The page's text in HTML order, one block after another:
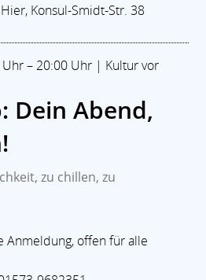
Konsul-Smidt-Str. 38
– 20:00 Uhr | Kultur vor
Dein Abend,
zu chillen, zu
Anmeldung, offen für alle